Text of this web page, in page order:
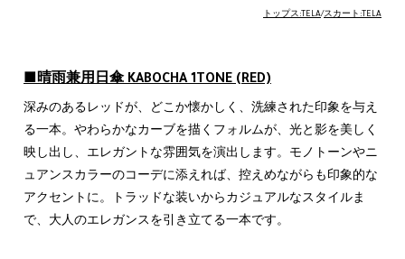
トップス:TELA/スカート:TELA
■晴雨兼用日傘 KABOCHA 1TONE(RED)
深みのあるレッドが、どこか懐かしく、洗練された印象を与え
る一本。やわらかなカーブを描くフォルムが、光と影を美しく
映し出し、エレガントな雰囲気を演出します。モノトーンやニ
ュアンスカラーのコーデに添えれば、控えめながらも印象的な
アクセントに。トラッドな装いからカジュアルなスタイルま
で、大人のエレガンスを引き立てる一本です。